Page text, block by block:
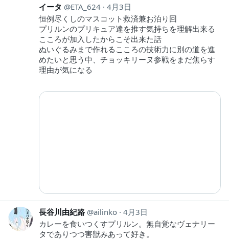
イータ ETA_624 4月3日
恒例尽くしのマスコット救済兼お泊り回
プリルンのプリキュア達を推す気持ちを理解出来る
こころが加入したからこそ出来た話
ぬいぐるみまで作れるこころの技術力に別の道を進
めたいと思う中、チョッキリーヌ参戦をまだ焦らす
理由が気になる
長谷川由紀路 ailinko 4月3日
カレーを食いつくすプリルン。無自覚なヴェナリー
タでありつつ害獣みあって好き。